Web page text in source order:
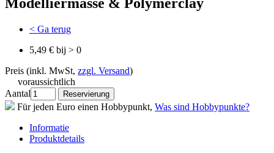
< Ga terug
5,49 € bij > 0
Preis (inkl. MwSt, zzgl. Versand)
voraussichtlich
Aantal
Für jeden Euro einen Hobbypunkt, Was sind Hobbypunkte?
Informatie
Produktdetails